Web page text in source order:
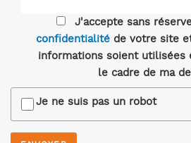
J'accepte sans
confidentialité de votre site
informations soient utilisées
le cadre de ma
Je ne suis pas un robot